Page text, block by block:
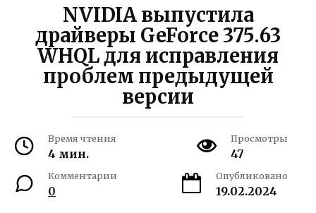
NVIDIA выпустила
драйверы GeForce 375.63
WHQL для исправления
проблем предыдущей
версии
Время чтения
4 мин.
Просмотры
47
Комментарии
0
Опубликовано
19.02.2024